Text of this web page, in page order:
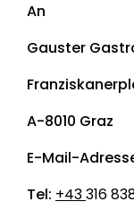
An
Gauster
A-8010 Graz
E-Mail-
Tel: +43316